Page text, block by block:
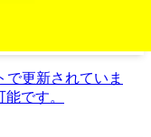
更新されていま
です。